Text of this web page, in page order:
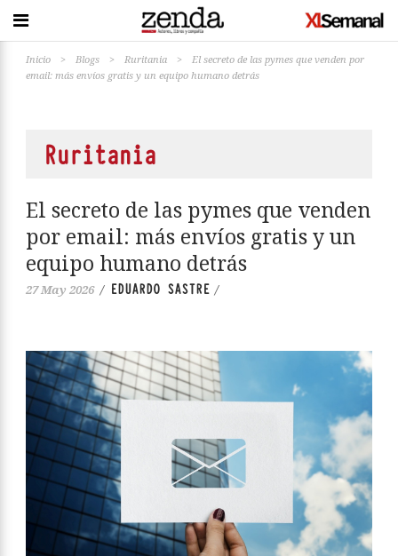
Inicio > Blogs > Ruritania >
El secreto de las pymes que venden por
email: más envíos gratis y un equipo humano detrás
Ruritania
El secreto de las pymes que venden
por email: más envíos gratis y un
equipo humano detrás
27 May 2026 / EDUARDO SASTRE /